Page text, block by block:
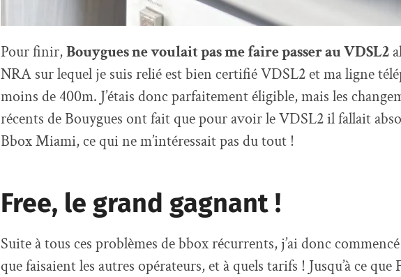
Pour finir,Bouygues ne voulait pas me faire passer au VDSL2
NRA sur lequel je suis relié est bien certifié VDSL2 et ma ligne
moins de 400m. J’étais donc parfaitement éligible, mais les
récents de Bouygues ont fait que pour avoir le VDSL2 il fallait
Bbox Miami, ce qui ne m’intéressait pas du tout !
Free, le grand gagnant !
Suite à tous ces problèmes de bbox récurrents, j’ai donc
que faisaient les autres opérateurs, et à quels tarifs ! Jusqu’à ce que